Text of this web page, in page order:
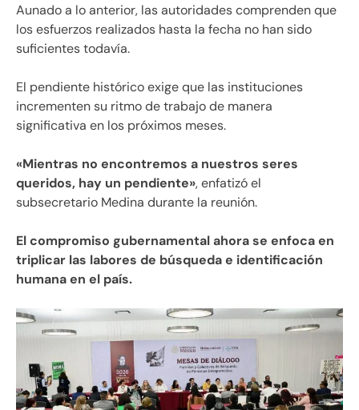
Aunado a lo anterior, las autoridades comprenden que
los esfuerzos realizados hasta la fecha no han sido
suficientes todavía.
El pendiente histórico exige que las instituciones
incrementen su ritmo de trabajo de manera
significativa en los próximos meses.
«Mientras no encontremos a nuestros seres
queridos, hay un pendiente», enfatizó el
subsecretario Medina durante la reunión.
El compromiso gubernamental ahora se enfoca en
triplicar las labores de búsqueda e identificación
humana en el país.